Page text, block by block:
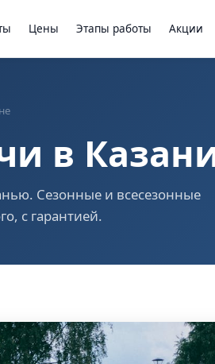
Цены Этапы работы Акции
в
Сезонные и всесезонные
с гарантией.